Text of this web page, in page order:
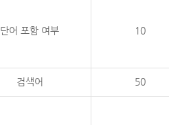
단어 포함 여부 10
검색어 50